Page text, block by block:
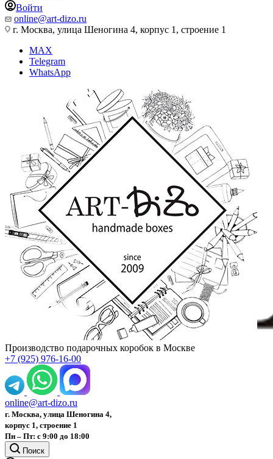
Войти
online@art-dizo.ru
г. Москва, улица Шеногина 4, корпус 1, строение 1
MAX
Telegram
WhatsApp
Производство подарочных коробок в Москве
+7 (925) 976-16-00
online@art-dizo.ru
г. Москва, улица Шеногина 4,
корпус 1, строение 1
Пн – Пт: с 9:00 до 18:00
Поиск